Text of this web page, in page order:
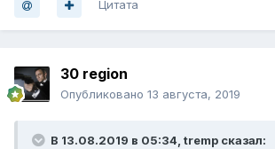
Цитата
30 region
Опубликовано 13 августа, 2019
В 13.08.2019 в 05:34, tremp сказал: